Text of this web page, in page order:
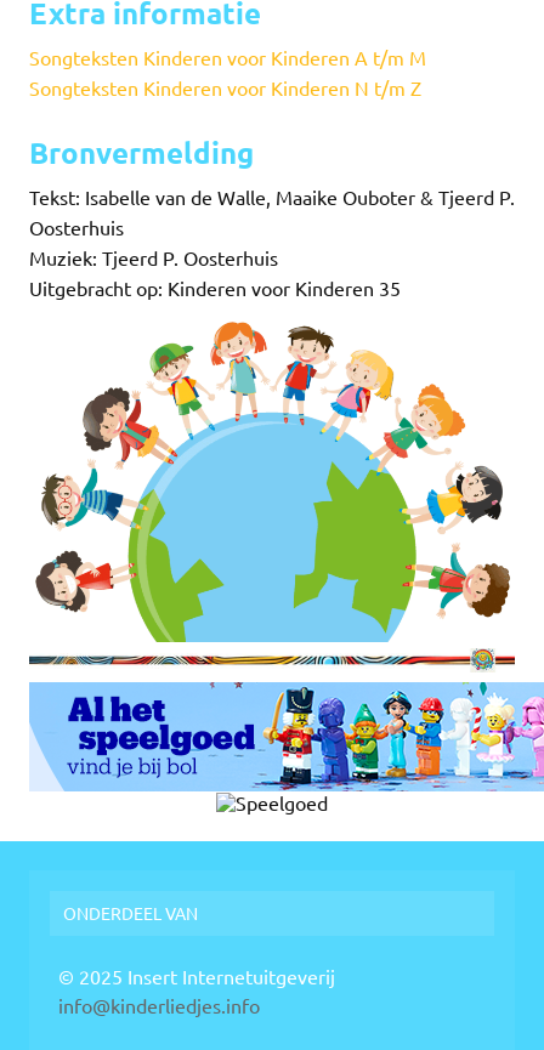
Extra informatie
Songteksten Kinderen voor Kinderen A t/m M
Songteksten Kinderen voor Kinderen N t/m Z
Bronvermelding
Tekst: Isabelle van de Walle, Maaike Ouboter & Tjeerd P.
Oosterhuis
Muziek: Tjeerd P. Oosterhuis
Uitgebracht op: Kinderen voor Kinderen 35
ONDERDEEL VAN
© 2025 Insert Internetuitgeverij
info@kinderliedjes.info